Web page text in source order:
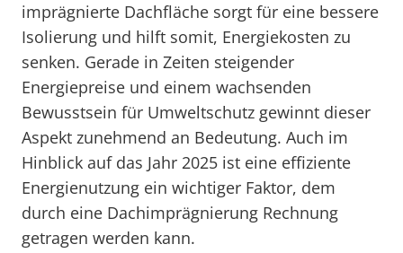
imprägnierte Dachfläche sorgt für eine bessere
Isolierung und hilft somit, Energiekosten zu
senken. Gerade in Zeiten steigender
Energiepreise und einem wachsenden
Bewusstsein für Umweltschutz gewinnt dieser
Aspekt zunehmend an Bedeutung. Auch im
Hinblick auf das Jahr 2025 ist eine effiziente
Energienutzung ein wichtiger Faktor, dem
durch eine Dachimprägnierung Rechnung
getragen werden kann.